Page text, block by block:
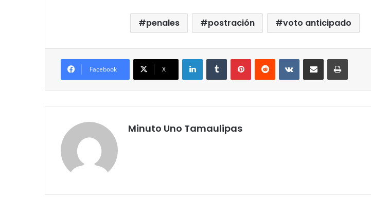
penales postración voto anticipado
Facebook X
LinkedInTumblrPinterestReddit VKontakteCompartir por correo electrónicoImprimir
Minuto Uno Tamaulipas